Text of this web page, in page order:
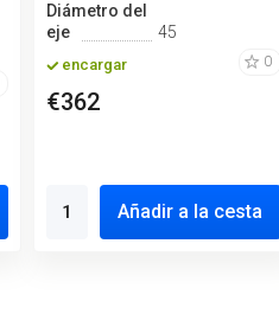
Diámetro del
eje
45
encargar 0
€362
Añadir a la cesta